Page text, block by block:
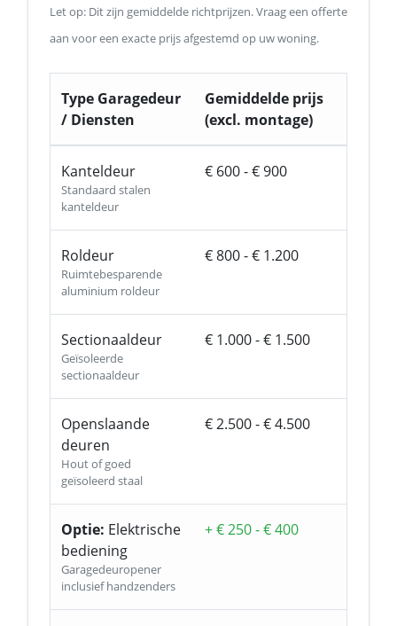
Let op: Dit zijn gemiddelde richtprijzen. Vraag een offerte
aan voor een exacte prijs afgestemd op uw woning.
Type Garagedeur
/ Diensten
Gemiddelde prijs
(excl. montage)
Kanteldeur
Standaard stalen
kanteldeur
€ 600 - € 900
Roldeur
Ruimtebesparende
aluminium roldeur
€ 800 - € 1.200
Sectionaaldeur
Geïsoleerde
sectionaaldeur
€ 1.000 - € 1.500
Openslaande
deuren
Hout of goed
geïsoleerd staal
€ 2.500 - € 4.500
Optie: Elektrische
bediening
Garagedeuropener
inclusief handzenders
+ € 250 - € 400